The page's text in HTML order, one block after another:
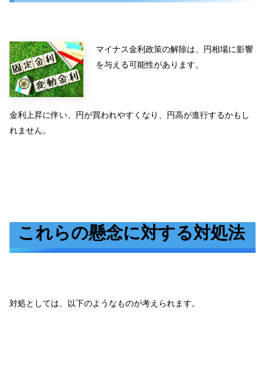
マイナス金利政策の解除は、円相場に影響
を与える可能性があります。
金利上昇に伴い、円が買われやすくなり、円高が進行するかもし
れません。
これらの懸念に対する対処法
対処としては、以下のようなものが考えられます。